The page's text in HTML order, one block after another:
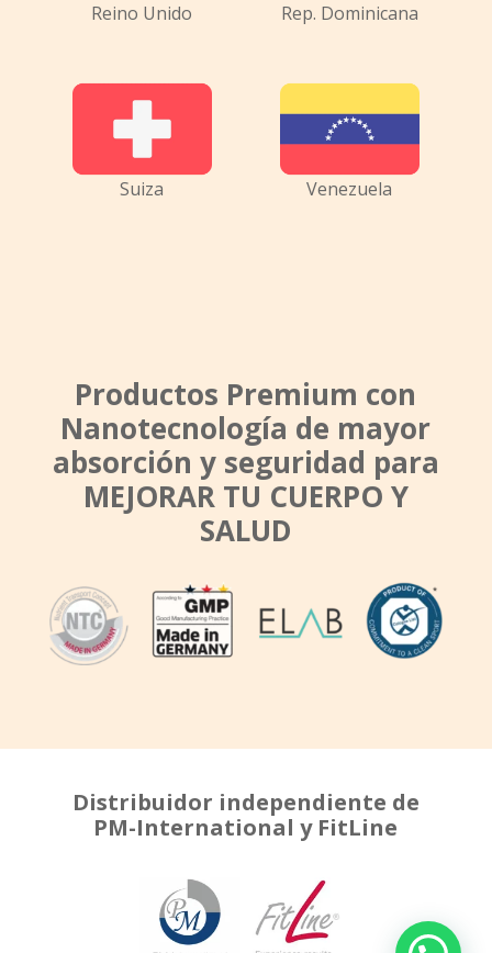
Reino Unido Rep. Dominicana
Suiza Venezuela
Productos Premium con
Nanotecnología de mayor
absorción y seguridad para
MEJORAR TU CUERPO Y
SALUD
Distribuidor independiente de
PM-International y FitLine